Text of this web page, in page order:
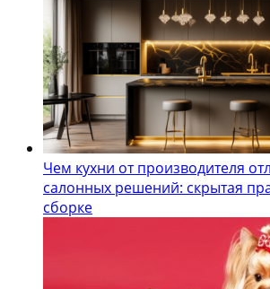
Чем кухни от производителя
салонных решений: скрытая
сборке